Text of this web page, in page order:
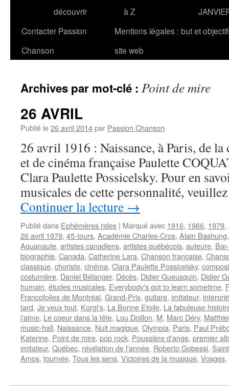
découvrir
à Z
Contacter Passion
Chanson
Mentions légales : but et
site web
Archives par mot-clé : Point de mire
26 AVRIL
Publié le26 avril 2014par Passion Chanson
26 avril 1916 : Naissance, à Paris, de la
et de cinéma française Paulette
Clara Paulette Possicelsky. Pour en
musicales de cette personnalité,
Continuer la lecture →
Publié dans Ephémères rides | Marqué avec 1916, 1966, 1979,
26 avril 1979, 45-tours, Académie Charles-Cros, Alain Bashung
Aquanaute, artistes canadiens, artistes québécois, auteure,
biographie, Canada, Catherine Lara, Chanson française,
classique, choriste, cinéma, Clara Paulette Possicelsky,
costumière, Daniel Bélanger, Décès, Didier Gueusquin, Didier
humain, études musicales, Everybody's got to learn sometime,
Francofolies de Montréal, Grand-Prix, guitare, imitateur,
tard, Je veux tout, Korgi's, La Bonne Etoile, La fabuleuse
j'aime, Le coeur dans la tête, Lou Doillon, M, Marc Déry,
music-hall, Naissance, Nuit magique, Olympia, Paris, Paul
Katerine, Point de mire, pop rock, Poussière d'ange, premier
imitateur, Québec, révélation de l'année, Roberto Gobessi,
Amos, tournée, Tous les sens, Victoires de la musique, Vosges,